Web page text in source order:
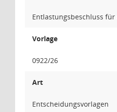
Entlastungsbeschluss
Vorlage
0922/26
Art
Entscheidungsvorlagen